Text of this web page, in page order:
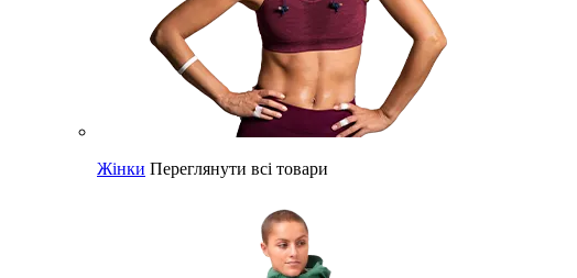
Жінки Переглянути всі товари